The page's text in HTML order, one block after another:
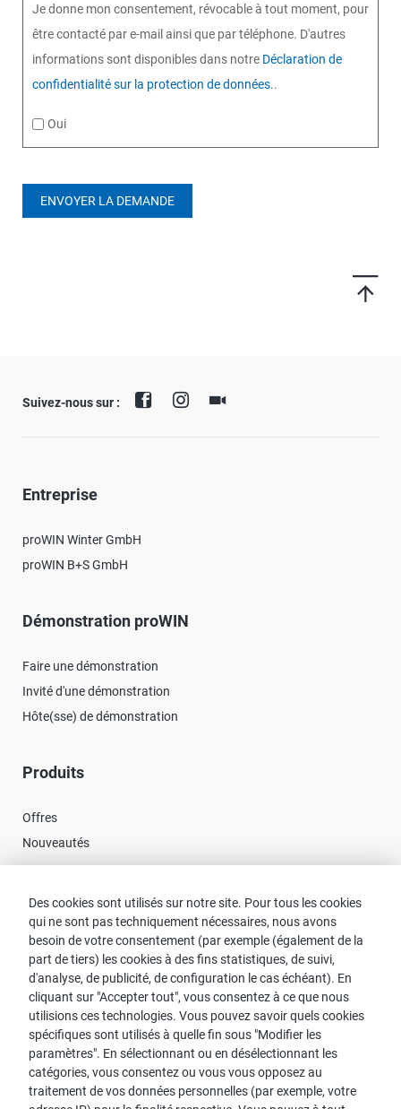
Je donne mon consentement, révocable à tout moment, pour
être contacté par e-mail ainsi que par téléphone. D'autres
informations sont disponibles dans notre Déclaration de
confidentialité sur la protection de données..
Oui
ENVOYER LA DEMANDE
Des cookies sont utilisés sur notre site. Pour tous les cookies
qui ne sont pas techniquement nécessaires, nous avons
besoin de votre consentement (par exemple (également de la
part de tiers) les cookies à des fins statistiques, de suivi,
d'analyse, de publicité, de configuration le cas échéant). En
cliquant sur "Accepter tout", vous consentez à ce que nous
utilisions ces technologies. Vous pouvez savoir quels cookies
spécifiques sont utilisés à quelle fin sous "Modifier les
paramètres". En sélectionnant ou en désélectionnant les
catégories, vous consentez ou vous vous opposez au
traitement de vos données personnelles (par exemple, votre
Suivez-nous sur :
Entreprise
proWIN Winter GmbH
proWIN B+S GmbH
Démonstration proWIN
Faire une démonstration
Invité d'une démonstration
Hôte(sse) de démonstration
Produits
Offres
Nouveautés
Contact
Recherche de Conseillers
Contact avec proWIN
Service-FAQ
Remarque :